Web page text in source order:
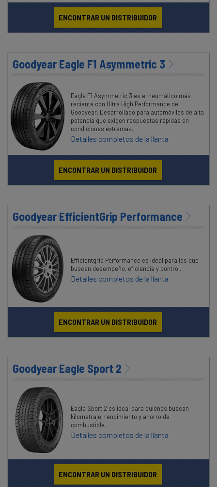
ENCONTRAR UN DISTRIBUIDOR
Goodyear Eagle F1 Asymmetric 3
Eagle F1 Asymmetric 3 es el neumático más
reciente con Ultra High Performance de
Goodyear. Desarrollado para automóviles de alta
potencia que exigen respuestas rápidas en
condiciones extremas.
Detalles completos de la llanta
ENCONTRAR UN DISTRIBUIDOR
Goodyear EfficientGrip Performance
Efficientgrip Performance es ideal para los que
buscan desempeño, eficiencia y control.
Detalles completos de la llanta
ENCONTRAR UN DISTRIBUIDOR
Goodyear Eagle Sport 2
Eagle Sport 2 es ideal para quienes buscan
kilometraje, rendimiento y ahorro de
combustible.
Detalles completos de la llanta
ENCONTRAR UN DISTRIBUIDOR